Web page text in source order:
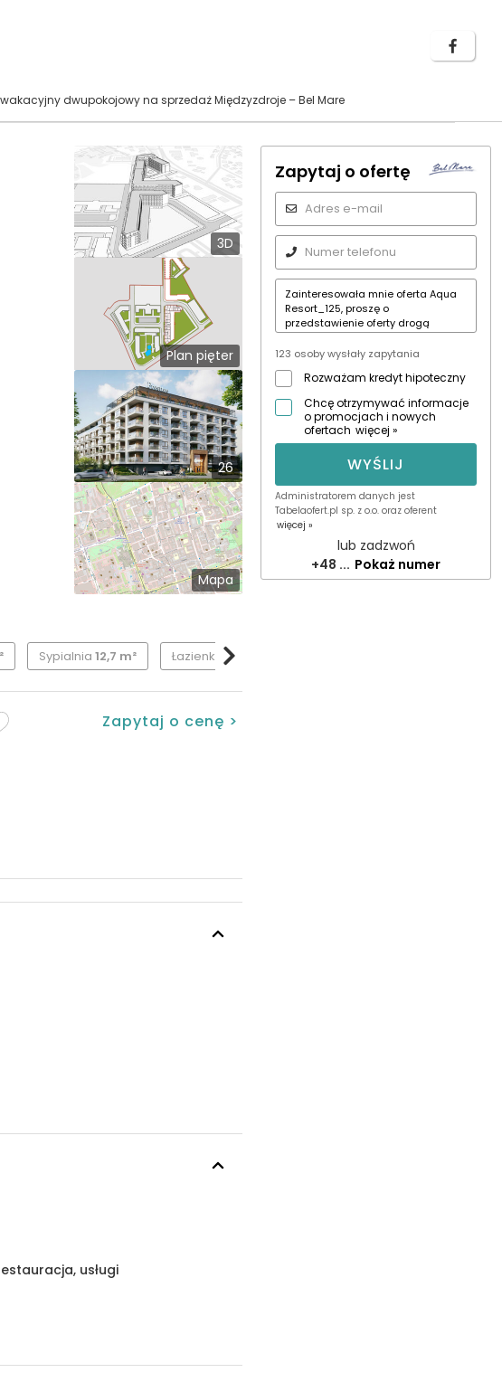
dwupokojowy na sprzedaż Międzyzdroje – Bel Mare
3D
Plan pięter
26
Mapa
Sypialnia 12,7 m² Łazienka7,42 m²
Zapytaj o cenę >
usługi
Zapytaj o ofertę
123 osoby wysłały zapytania
Rozważam kredyt hipoteczny
Chcę otrzymywać informacje
o promocjach i nowych
ofertach więcej »
WYŚLIJ
Administratorem danych jest
Tabelaofert.pl sp. z o.o. oraz oferent
więcej »
lub zadzwoń
+48 ... Pokaż numer